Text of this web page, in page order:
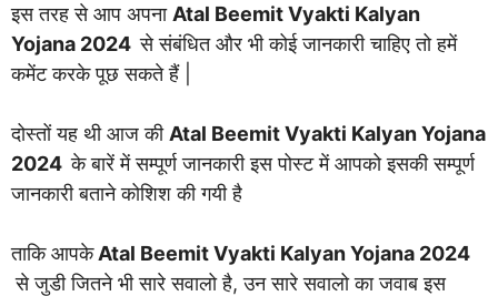
इस तरह से आप अपना Atal Beemit Vyakti Kalyan
Yojana 2024से संबंधित और भी कोई जानकारी चाहिए तो हमें
कमेंट करके पूछ सकते हैं |
दोस्तों यह थी आज की Atal Beemit Vyakti Kalyan Yojana
2024के बारें में सम्पूर्ण जानकारी इस पोस्ट में आपको इसकी सम्पूर्ण
जानकारी बताने कोशिश की गयी है
ताकि आपकेAtal Beemit Vyakti Kalyan Yojana 2024
से जुडी जितने भी सारे सवालो है, उन सारे सवालो का जवाब इस